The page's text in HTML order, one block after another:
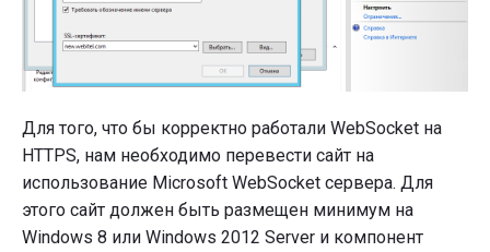
Для того, что бы корректно работали WebSocket на
HTTPS, нам необходимо перевести сайт на
использование Microsoft WebSocket сервера. Для
этого сайт должен быть размещен минимум на
Windows 8 или Windows 2012 Server и компонент